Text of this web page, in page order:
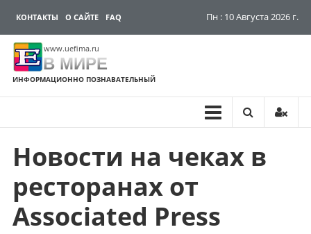
КОНТАКТЫ О САЙТЕ FAQ Пн : 10 Августа 2026 г.
www.uefima.ru
В МИРЕ
ИНФОРМАЦИОННО ПОЗНАВАТЕЛЬНЫЙ
Перейти
содержимому
Новости на чеках в
ресторанах от
Associated Press